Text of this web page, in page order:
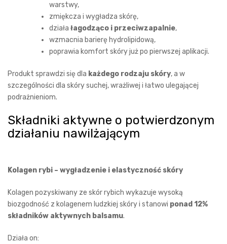
warstwy,
zmiękcza i wygładza skórę,
działa łagodząco i przeciwzapalnie,
wzmacnia barierę hydrolipidową,
poprawia komfort skóry już po pierwszej aplikacji.
Produkt sprawdzi się dla każdego rodzaju skóry, a w
szczególności dla skóry suchej, wrażliwej i łatwo ulegającej
podrażnieniom.
Składniki aktywne o potwierdzonym
działaniu nawilżającym
Kolagen rybi – wygładzenie i elastyczność skóry
Kolagen pozyskiwany ze skór rybich wykazuje wysoką
biozgodność z kolagenem ludzkiej skóry i stanowi ponad 12%
składników aktywnych balsamu.
Działa on: